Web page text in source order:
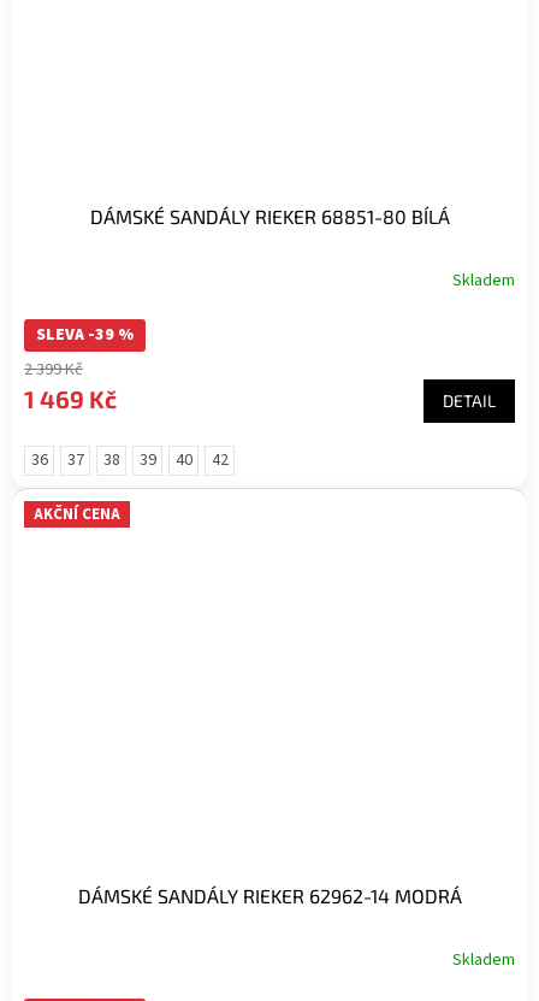
DÁMSKÉ SANDÁLY RIEKER 68851-80 BÍLÁ
Skladem
SLEVA -39 %
2 399 Kč
1 469 Kč DETAIL
36 37 38 39 40 42
AKČNÍ CENA
DÁMSKÉ SANDÁLY RIEKER 62962-14 MODRÁ
Skladem